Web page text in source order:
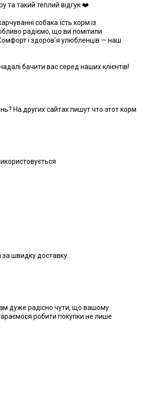
та такий теплий відгук ❤️
собака їсть корм із
радіємо, що ви помітили
і здоров’я улюбленців — наш
бачити вас серед наших клієнтів!
На других сайтах пишут что этот корм
швидку доставку.
дуже радісно чути, що вашому
робити покупки не лише